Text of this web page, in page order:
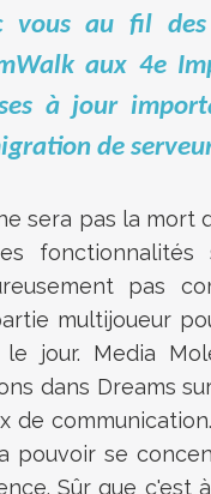
vous au fil
aux 4e
à jour
de
sera pas la mort
fonctionnalités
pas
multijoueur
jour. Media
dans Dreams
de
pouvoir se
Sûr que c'est